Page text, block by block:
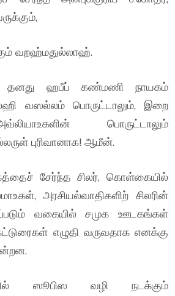
வறஹ்மதுல்லாஹ்.
தனது ஹபீப் கண்மணி நாயகம்
வஸல்லம் பொருட்டாலும், இறை
பொருட்டாலும்
புரிவானாக! ஆமீன்.
சேர்ந்த சிலர், கொள்கையில்
அரசியல்வாதிகளிற் சிலரின்
வகையில் சமுக ஊடகங்கள்
எழுதி வருவதாக எனக்கு
ஸூபிஸ வழி நடக்கும்